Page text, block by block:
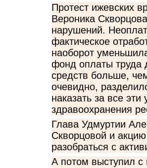
Протест ижевских
Вероника
нарушений.
фактическое
наоборот
фонд оплаты труда
средств больше,
очевидно,
наказать за все
здравоохранения
Глава Удмуртии
Скворцовой и
разобраться с
А потом выступил с